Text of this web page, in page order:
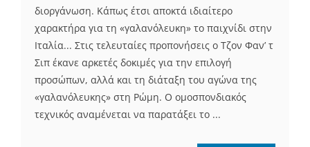
διοργάνωση. Κάπως έτσι αποκτά ιδιαίτερο
χαρακτήρα για τη «γαλανόλευκη» το παιχνίδι στην
Ιταλία... Στις τελευταίες προπονήσεις ο Τζον Φαν’ τ
Σιπ έκανε αρκετές δοκιμές για την επιλογή
προσώπων, αλλά και τη διάταξη του αγώνα της
«γαλανόλευκης» στη Ρώμη. Ο ομοσπονδιακός
τεχνικός αναμένεται να παρατάξει το ...